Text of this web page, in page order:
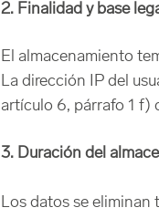
2. Finalidad y base
El almacenamiento
La dirección IP del
artículo 6, párrafo 1 f)
3. Duración del
Los datos se eliminan